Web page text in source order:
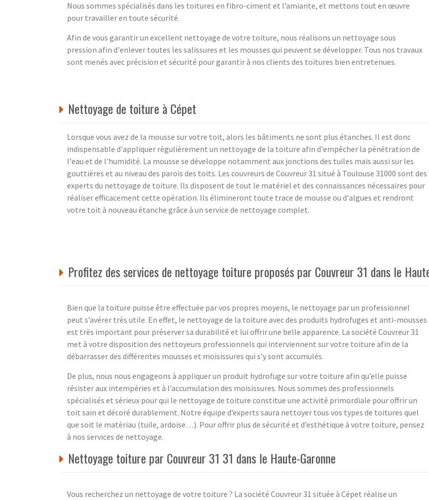
Nous sommes spécialisés dans les toitures en fibro-ciment et l’amiante, et mettons tout en œuvre
pour travailler en toute sécurité.
Afin de vous garantir un excellent nettoyage de votre toiture, nous réalisons un nettoyage sous
pression afin d'enlever toutes les salissures et les mousses qui peuvent se développer. Tous nos travaux
sont menés avec précision et sécurité pour garantir à nos clients des toitures bien entretenues.
Nettoyage de toiture à Cépet
Lorsque vous avez de la mousse sur votre toit, alors les bâtiments ne sont plus étanches. Il est donc
indispensable d'appliquer régulièrement un nettoyage de la toiture afin d'empêcher la pénétration de
l'eau et de l'humidité. La mousse se développe notamment aux jonctions des tuiles mais aussi sur les
gouttières et au niveau des parois des toits. Les couvreurs de Couvreur 31 situé à Toulouse 31000 sont des
experts du nettoyage de toiture. Ils disposent de tout le matériel et des connaissances nécessaires pour
réaliser efficacement cette opération. Ils élimineront toute trace de mousse ou d'algues et rendront
votre toit à nouveau étanche grâce à un service de nettoyage complet.
Profitez des services de nettoyage toiture proposés par Couvreur 31 dans le
Bien que la toiture puisse être effectuée par vos propres moyens, le nettoyage par un professionnel
peut s’avérer très utile. En effet, le nettoyage de la toiture avec des produits hydrofuges et anti-mousses
est très important pour préserver sa durabilité et lui offrir une belle apparence. La société Couvreur 31
met à votre disposition des nettoyeurs professionnels qui interviennent sur votre toiture afin de la
débarrasser des différentes mousses et moisissures qui s’y sont accumulés.
De plus, nous nous engageons à appliquer un produit hydrofuge sur votre toiture afin qu’elle puisse
résister aux intempéries et à l’accumulation des moisissures. Nous sommes des professionnels
spécialisés et sérieux pour qui le nettoyage de toiture constitue une activité primordiale pour offrir un
toit sain et décoré durablement. Notre équipe d’experts saura nettoyer tous vos types de toitures quel
que soit le matériau (tuile, ardoise…). Pour offrir plus de sécurité et d’esthétique à votre toiture, pensez
à nos services de nettoyage.
Nettoyage toiture par Couvreur 31 31 dans le Haute-Garonne
Vous recherchez un nettoyage de votre toiture ? La société Couvreur 31 située à Cépet réalise un